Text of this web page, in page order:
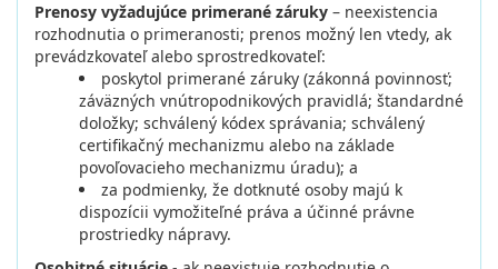
Prenosy vyžadujúce primerané záruky – neexistencia
rozhodnutia o primeranosti; prenos možný len vtedy, ak
prevádzkovateľ alebo sprostredkovateľ:
poskytol primerané záruky (zákonná povinnosť;
záväzných vnútropodnikových pravidlá; štandardné
doložky; schválený kódex správania; schválený
certifikačný mechanizmu alebo na základe
povoľovacieho mechanizmu úradu); a
za podmienky, že dotknuté osoby majú k
dispozícii vymožiteľné práva a účinné právne
prostriedky nápravy.